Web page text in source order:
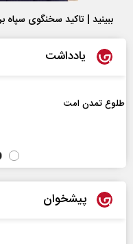
ببینید | تاکید سخنگوی سپاه
یادداشت
پیشخوان